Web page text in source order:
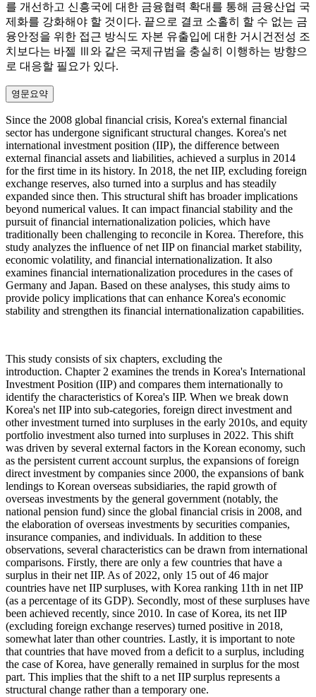
를 개선하고 신흥국에 대한 금융협력 확대를 통해 금융산업 국
제화를 강화해야 할 것이다. 끝으로 결코 소홀히 할 수 없는 금
융안정을 위한 접근 방식도 자본 유출입에 대한 거시건전성 조
치보다는 바젤 Ⅲ와 같은 국제규범을 충실히 이행하는 방향으
로 대응할 필요가 있다.
영문요약
Since the 2008 global financial crisis, Korea's external financial
sector has undergone significant structural changes. Korea's net
international investment position (IIP), the difference between
external financial assets and liabilities, achieved a surplus in 2014
for the first time in its history. In 2018, the net IIP, excluding foreign
exchange reserves, also turned into a surplus and has steadily
expanded since then. This structural shift has broader implications
beyond numerical values. It can impact financial stability and the
pursuit of financial internationalization policies, which have
traditionally been challenging to reconcile in Korea. Therefore, this
study analyzes the influence of net IIP on financial market stability,
economic volatility, and financial internationalization. It also
examines financial internationalization procedures in the cases of
Germany and Japan. Based on these analyses, this study aims to
provide policy implications that can enhance Korea's economic
stability and strengthen its financial internationalization capabilities.
This study consists of six chapters, excluding the
introduction. Chapter 2 examines the trends in Korea's International
Investment Position (IIP) and compares them internationally to
identify the characteristics of Korea's IIP. When we break down
Korea's net IIP into sub-categories, foreign direct investment and
other investment turned into surpluses in the early 2010s, and equity
portfolio investment also turned into surpluses in 2022. This shift
was driven by several external factors in the Korean economy, such
as the persistent current account surplus, the expansions of foreign
direct investment by companies since 2000, the expansions of bank
lendings to Korean overseas subsidiaries, the rapid growth of
overseas investments by the general government (notably, the
national pension fund) since the global financial crisis in 2008, and
the elaboration of overseas investments by securities companies,
insurance companies, and individuals. In addition to these
observations, several characteristics can be drawn from international
comparisons. Firstly, there are only a few countries that have a
surplus in their net IIP. As of 2022, only 15 out of 46 major
countries have net IIP surpluses, with Korea ranking 11th in net IIP
(as a percentage of its GDP). Secondly, most of these surpluses have
been achieved recently, since 2010. In case of Korea, its net IIP
(excluding foreign exchange reserves) turned positive in 2018,
somewhat later than other countries. Lastly, it is important to note
that countries that have moved from a deficit to a surplus, including
the case of Korea, have generally remained in surplus for the most
part. This implies that the shift to a net IIP surplus represents a
structural change rather than a temporary one.